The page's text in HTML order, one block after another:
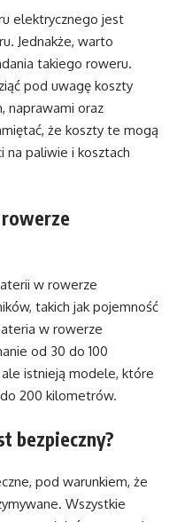
elektrycznego jest
Jednakże, warto
takiego roweru.
pod uwagę koszty
naprawami oraz
że koszty te mogą
na paliwie i kosztach
w rowerze
takich jak pojemność
w rowerze
od 30 do 100
istnieją modele, które
200 kilometrów.
bezpieczny?
pod warunkiem, że
Wszystkie